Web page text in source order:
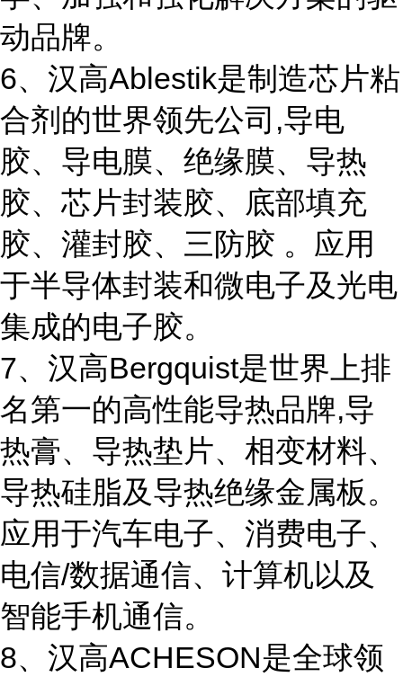
动品牌。
6、汉高Ablestik是制造芯片粘
合剂的世界领先公司,导电
胶、导电膜、绝缘膜、导热
胶、芯片封装胶、底部填充
胶、灌封胶、三防胶 。应用
于半导体封装和微电子及光电
集成的电子胶。
7、汉高Bergquist是世界上排
名第一的高性能导热品牌,导
热膏、导热垫片、相变材料、
导热硅脂及导热绝缘金属板。
应用于汽车电子、消费电子、
电信/数据通信、计算机以及
智能手机通信。
8、汉高ACHESON是全球领